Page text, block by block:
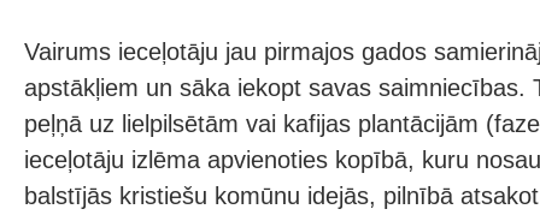
Vairums ieceļotāju jau pirmajos gados
apstākļiem un sāka iekopt savas saimniecības.
peļņā uz lielpilsētām vai kafijas plantācijām
ieceļotāju izlēma apvienoties kopībā, kuru
balstījās kristiešu komūnu idejās, pilnībā